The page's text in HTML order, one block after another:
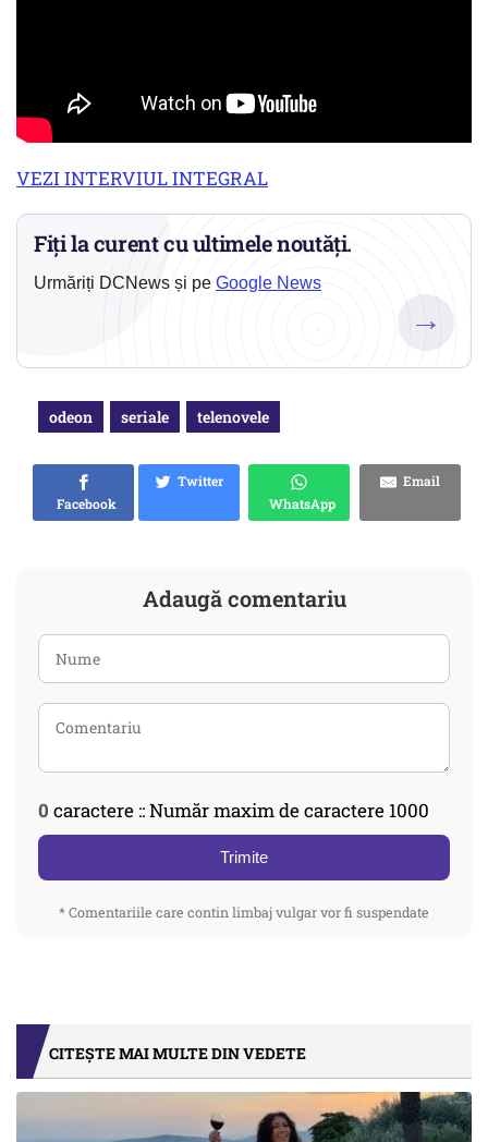
VEZI INTERVIUL INTEGRAL
Fiți la curent cu ultimele noutăți.
Urmăriți DCNews și pe Google News
→
odeon seriale telenovele
Facebook
Twitter
WhatsApp
Email
Adaugă comentariu
0 caractere :: Număr maxim de caractere 1000
Trimite
* Comentariile care contin limbaj vulgar vor fi suspendate
CITEȘTE MAI MULTE DIN VEDETE